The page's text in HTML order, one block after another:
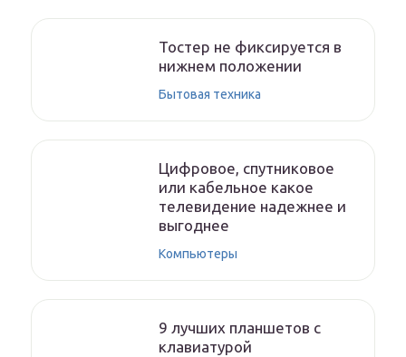
Тостер не фиксируется в
нижнем положении
Бытовая техника
Цифровое, спутниковое
или кабельное какое
телевидение надежнее и
выгоднее
Компьютеры
9 лучших планшетов с
клавиатурой